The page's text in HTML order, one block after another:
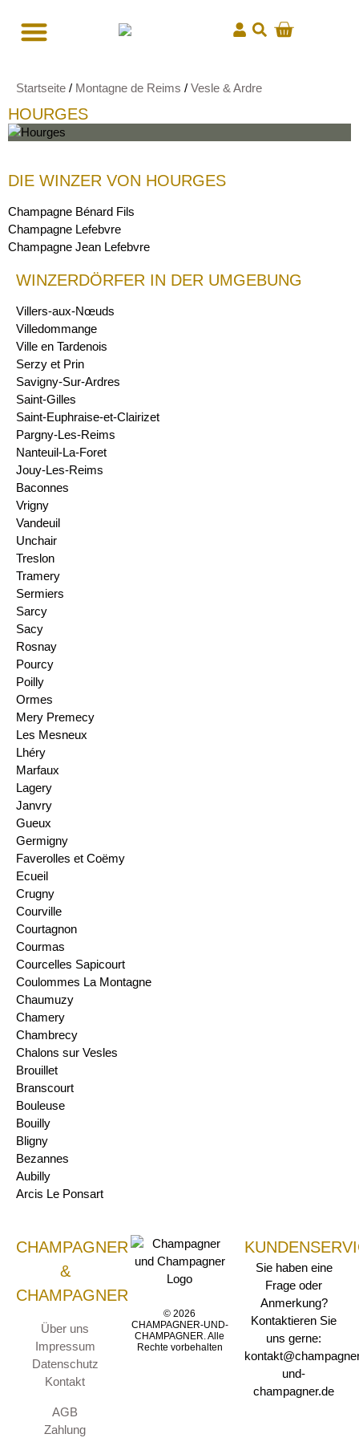
Startseite / Montagne de Reims / Vesle & Ardre
HOURGES
DIE WINZER VON HOURGES
Champagne Bénard Fils
Champagne Lefebvre
Champagne Jean Lefebvre
WINZERDÖRFER IN DER UMGEBUNG
Villers-aux-Nœuds
Villedommange
Ville en Tardenois
Serzy et Prin
Savigny-Sur-Ardres
Saint-Gilles
Saint-Euphraise-et-Clairizet
Pargny-Les-Reims
Nanteuil-La-Foret
Jouy-Les-Reims
Baconnes
Vrigny
Vandeuil
Unchair
Treslon
Tramery
Sermiers
Sarcy
Sacy
Rosnay
Pourcy
Poilly
Ormes
Mery Premecy
Les Mesneux
Lhéry
Marfaux
Lagery
Janvry
Gueux
Germigny
Faverolles et Coëmy
Ecueil
Crugny
Courville
Courtagnon
Courmas
Courcelles Sapicourt
Coulommes La Montagne
Chaumuzy
Chamery
Chambrecy
Chalons sur Vesles
Brouillet
Branscourt
Bouleuse
Bouilly
Bligny
Bezannes
Aubilly
Arcis Le Ponsart
CHAMPAGNER
&
CHAMPAGNER
Über uns
Impressum
Datenschutz
Kontakt
AGB
Zahlung
© 2026
CHAMPAGNER-UND-
CHAMPAGNER. Alle
Rechte vorbehalten
Sie haben eine
Frage oder
Anmerkung?
Kontaktieren Sie
uns gerne:
und-
champagner.de